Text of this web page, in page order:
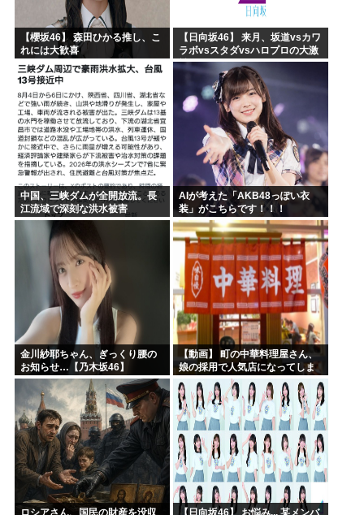
【櫻坂46】 森田ひかる推し、こ
れには大歓喜
【日向坂46】 来月、坂道vsカワ
ラボvsスタダvsハロプロの大激
戦
中国、三峡ダムが全開放流。長
江流域で深刻な洪水被害
AIが考えた「AKB48っぽい衣
装」がこちらです！！！
金川紗耶ちゃん、ぎっくり腰の
お知らせ…【乃木坂46】
【動画】 町の中華料理屋さん、
娘の採用で人気店になってしま
う
ロシアさん、国民の財産を没収 【日向坂46】 お悩み... 某メンバ